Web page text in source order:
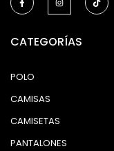
CATEGORÍAS
POLO
CAMISAS
CAMISETAS
PANTALONES